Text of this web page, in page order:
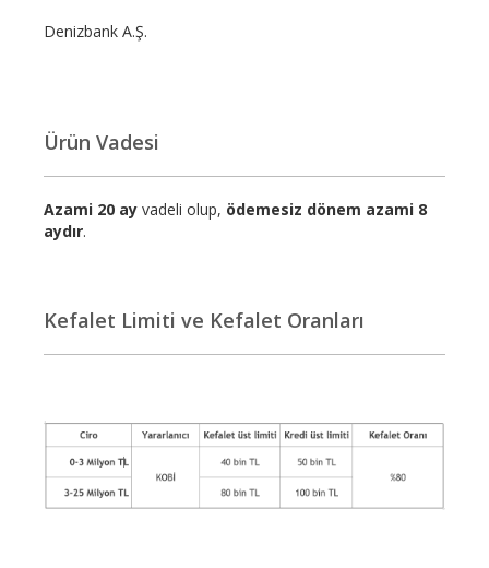
Denizbank A.Ş.
Ürün Vadesi
Azami 20 ay vadeli olup, ödemesiz dönem azami 8
aydır.
Kefalet Limiti ve Kefalet Oranları